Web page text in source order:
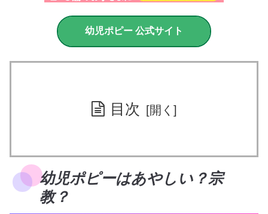
幼児ポピー 公式サイト
目次
幼児ポピーはあやしい？宗
教？